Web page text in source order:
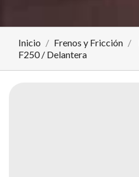
Inicio Frenos y Fricción
F250 / Delantera